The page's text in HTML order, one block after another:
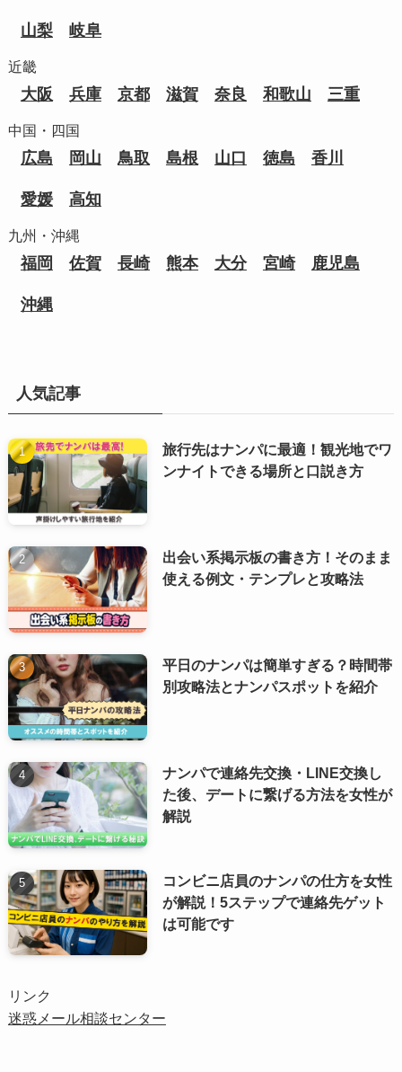
山梨 岐阜
近畿
大阪 兵庫 京都 滋賀 奈良 和歌山 三重
中国・四国
広島 岡山 鳥取 島根 山口 徳島 香川
愛媛 高知
九州・沖縄
福岡 佐賀 長崎 熊本 大分 宮崎 鹿児島
沖縄
人気記事
旅行先はナンパに最適！観光地でワ
ンナイトできる場所と口説き方
出会い系掲示板の書き方！そのまま
使える例文・テンプレと攻略法
平日のナンパは簡単すぎる？時間帯
別攻略法とナンパスポットを紹介
ナンパで連絡先交換・LINE交換し
た後、デートに繋げる方法を女性が
解説
コンビニ店員のナンパの仕方を女性
が解説！5ステップで連絡先ゲット
は可能です
リンク
迷惑メール相談センター